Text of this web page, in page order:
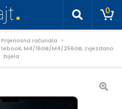
0
Prijenosna računala
M4/16GB/M4/256GB, zvjezdano
bijela